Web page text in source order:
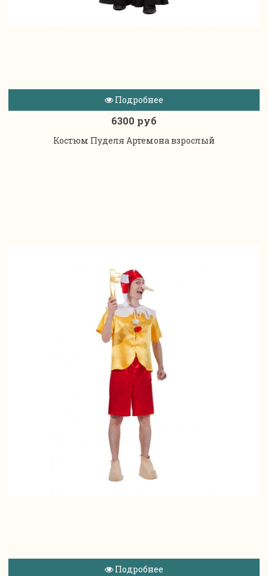
Подробнее
6300 руб
Костюм Пуделя Артемона взрослый
Подробнее